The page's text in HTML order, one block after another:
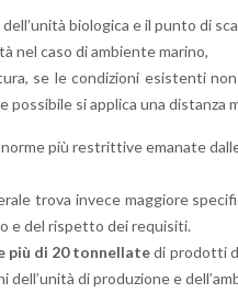
bio­lo­g­i­ca e il punto di
nel caso di am­bien­te ma­ri­no,
se le con­di­zio­ni esi­sten­ti
pos­si­bi­le si ap­pli­ca una
più re­strit­ti­ve ema­na­te
trova in­ve­ce mag­gio­re
e del ri­spet­to dei re­qui­si­ti.
più di 20 ton­nel­la­tedi pro­dot­ti
del­l’u­ni­tà di pro­du­zio­ne e